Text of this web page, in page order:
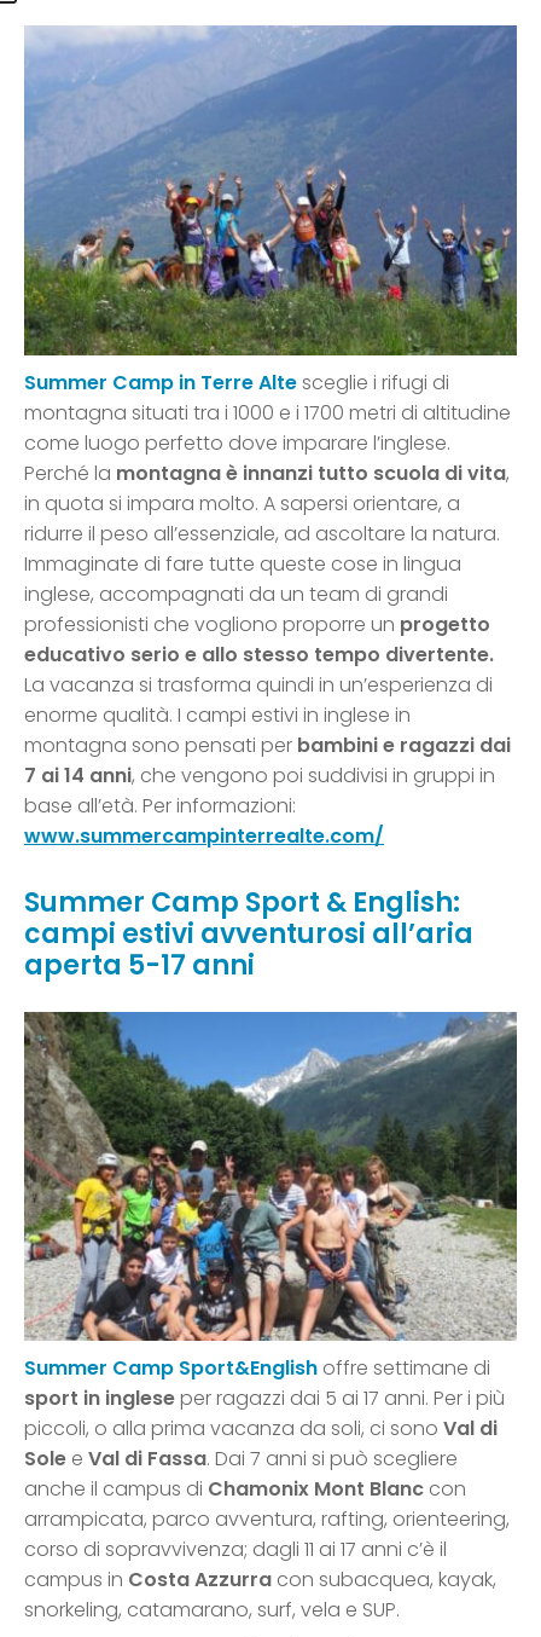
Summer Camp in Terre Altesceglie i rifugi di
montagna situati tra i 1000 e i 1700 metri di altitudine
come luogo perfetto dove imparare l’inglese.
Perché la montagna è innanzi tutto scuola di vita,
in quota si impara molto. A sapersi orientare, a
ridurre il peso all’essenziale, ad ascoltare la natura.
Immaginate di fare tutte queste cose in lingua
inglese, accompagnati da un team di grandi
professionisti che vogliono proporre un progetto
educativo serio e allo stesso tempo divertente.
La vacanza si trasforma quindi in un’esperienza di
enorme qualità. I campi estivi in inglese in
montagna sono pensati per bambini e ragazzi dai
7 ai 14 anni, che vengono poi suddivisi in gruppi in
base all’età. Per informazioni:
www.summercampinterrealte.com/
Summer Camp Sport & English:
campi estivi avventurosi all’aria
aperta 5-17 anni
Summer Camp Sport&English offre settimane di
sport in ingleseper ragazzi dai 5 ai 17 anni. Per i più
piccoli, o alla prima vacanza da soli, ci sono Val di
Sole e Val di Fassa. Dai 7 anni si può scegliere
anche il campus di Chamonix Mont Blanc con
arrampicata, parco avventura, rafting, orienteering,
corso di sopravvivenza; dagli 11 ai 17 anni c’è il
campus in Costa Azzurra con subacquea, kayak,
snorkeling, catamarano, surf, vela e SUP.